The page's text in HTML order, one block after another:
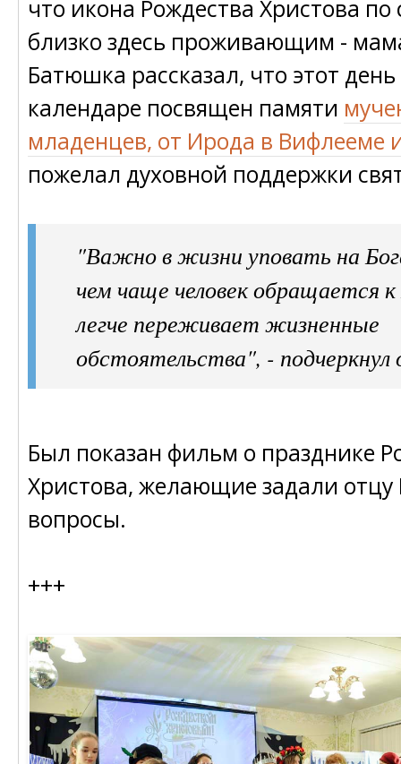
что икона Рождества Христова
близко здесь проживающим -
Батюшка рассказал, что этот
календаре посвящен памяти
младенцев, от Ирода в Вифлееме
пожелал духовной поддержки
"Важно в жизни уповать на
чем чаще человек обращается
легче переживает жизненные
обстоятельства", - подчеркнул
Был показан фильм о празднике
Христова, желающие задали
вопросы.
+++